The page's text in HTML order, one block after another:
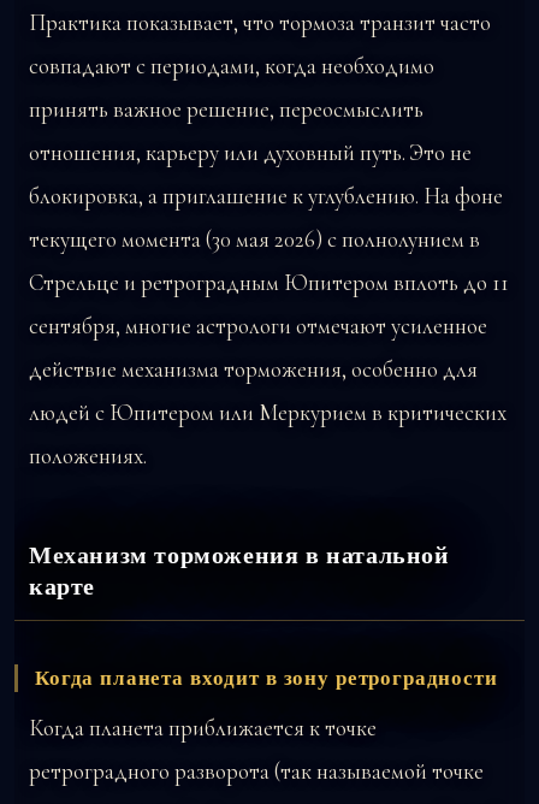
Практика показывает, что тормоза транзит часто
совпадают с периодами, когда необходимо
принять важное решение, переосмыслить
отношения, карьеру или духовный путь. Это не
блокировка, а приглашение к углублению. На фоне
текущего момента (30 мая 2026) с полнолунием в
Стрельце и ретроградным Юпитером вплоть до 11
сентября, многие астрологи отмечают усиленное
действие механизма торможения, особенно для
людей с Юпитером или Меркурием в критических
положениях.
Механизм торможения в натальной
карте
Когда планета входит в зону ретроградности
Когда планета приближается к точке
ретроградного разворота (так называемой точке